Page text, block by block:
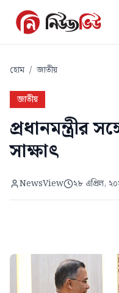
হোম / জাতীয়
জাতীয়
প্রধানমন্ত্রীর
সাক্ষাৎ
NewsView ২৮ এপ্রিল,